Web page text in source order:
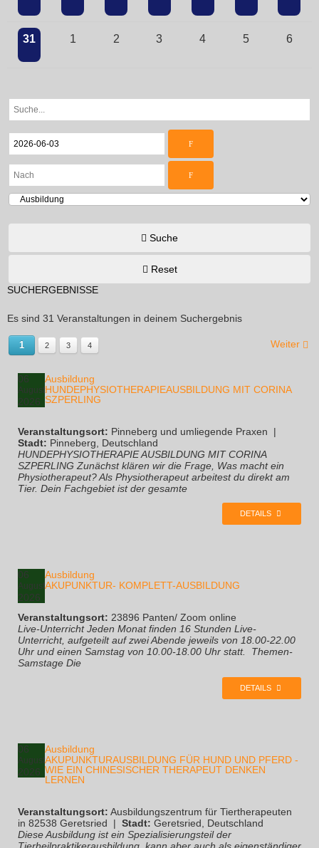
31 1 2 3 4 5 6
Suche
Reset
SUCHERGEBNISSE
Es sind 31 Veranstaltungen in deinem Suchergebnis
1 2 3 4 Weiter
06
August
2026
Ausbildung
HUNDEPHYSIOTHERAPIEAUSBILDUNG MIT CORINA
SZPERLING
Veranstaltungsort: Pinneberg und umliegende Praxen
|
Stadt: Pinneberg, Deutschland
HUNDEPHYSIOTHERAPIE AUSBILDUNG MIT CORINA
SZPERLING Zunächst klären wir die Frage, Was macht ein
Physiotherapeut? Als Physiotherapeut arbeitest du direkt am
Tier. Dein Fachgebiet ist der gesamte
DETAILS
06
August
2026
Ausbildung
AKUPUNKTUR- KOMPLETT-AUSBILDUNG
Veranstaltungsort: 23896 Panten/ Zoom online
Live-Unterricht Jeden Monat finden 16 Stunden Live-
Unterricht, aufgeteilt auf zwei Abende jeweils von 18.00-22.00
Uhr und einen Samstag von 10.00-18.00 Uhr statt. ​ Themen-
Samstage Die
DETAILS
06
August
2026
Ausbildung
AKUPUNKTURAUSBILDUNG FÜR HUND UND PFERD -
WIE EIN CHINESISCHER THERAPEUT DENKEN
LERNEN
Veranstaltungsort: Ausbildungszentrum für Tiertherapeuten
in 82538 Geretsried
| Stadt: Geretsried, Deutschland
Diese Ausbildung ist ein Spezialisierungsteil der